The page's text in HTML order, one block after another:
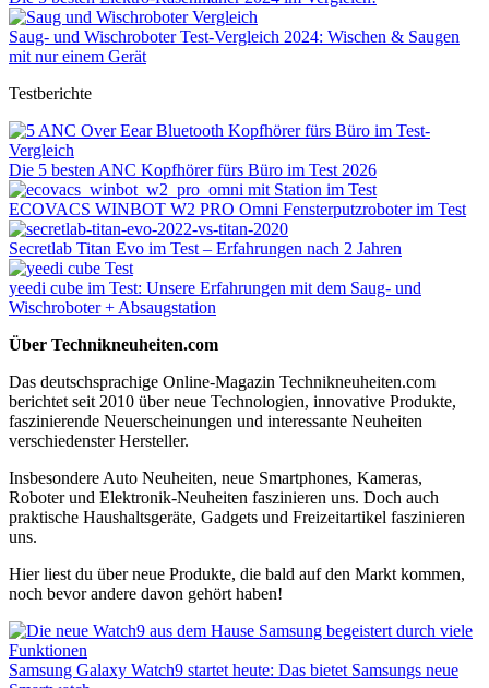
Saug- und Wischroboter Test-Vergleich 2024: Wischen & Saugen
mit nur einem Gerät
Testberichte
Die 5 besten ANC Kopfhörer fürs Büro im Test 2026
ECOVACS WINBOT W2 PRO Omni Fensterputzroboter im Test
Secretlab Titan Evo im Test – Erfahrungen nach 2 Jahren
yeedi cube im Test: Unsere Erfahrungen mit dem Saug- und
Wischroboter + Absaugstation
Über Technikneuheiten.com
Das deutschsprachige Online-Magazin Technikneuheiten.com
berichtet seit 2010 über neue Technologien, innovative Produkte,
faszinierende Neuerscheinungen und interessante Neuheiten
verschiedenster Hersteller.
Insbesondere Auto Neuheiten, neue Smartphones, Kameras,
Roboter und Elektronik-Neuheiten faszinieren uns. Doch auch
praktische Haushaltsgeräte, Gadgets und Freizeitartikel faszinieren
uns.
Hier liest du über neue Produkte, die bald auf den Markt kommen,
noch bevor andere davon gehört haben!
Samsung Galaxy Watch9 startet heute: Das bietet Samsungs neue